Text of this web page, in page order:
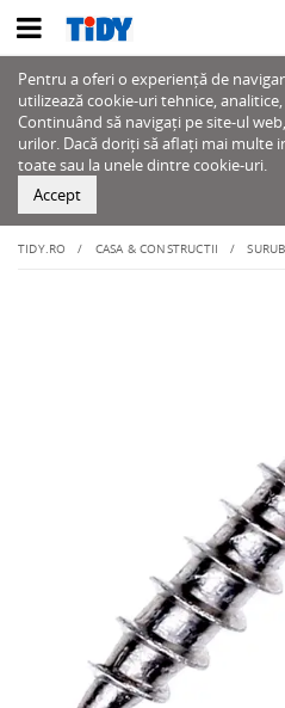
Pentru a oferi o experiență de
utilizează cookie-uri tehnice,
Continuând să navigați pe site-ul
urilor. Dacă doriți să aflați mai multe
toate sau la unele dintre cookie-uri.
Accept
TIDY.RO CASA & CONSTRUCTII